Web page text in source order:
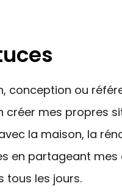
conception ou
créer mes propres
la maison, la
en partageant
tous les jours.